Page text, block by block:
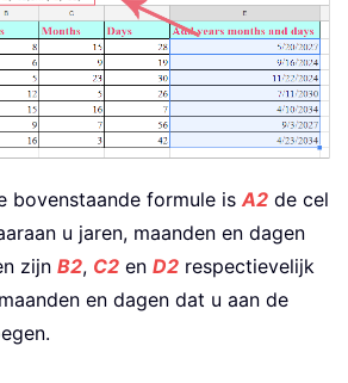
bovenstaande formule is A2 de cel
u jaren, maanden en dagen
zijn B2, C2 en D2 respectievelijk
en dagen dat u aan de